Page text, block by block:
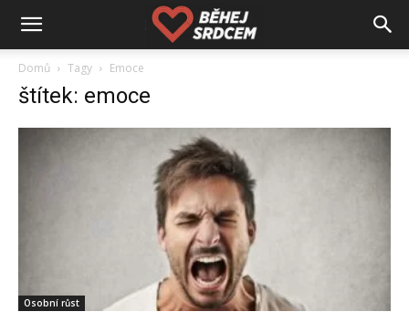
Domů Tagy Emoce
štítek: emoce
Osobní růst